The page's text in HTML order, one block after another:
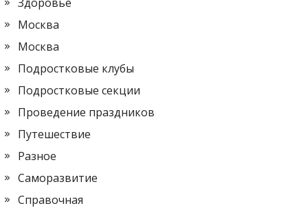
Москва
Москва
Подростковые клубы
Подростковые секции
Проведение праздников
Путешествие
Разное
Саморазвитие
Справочная